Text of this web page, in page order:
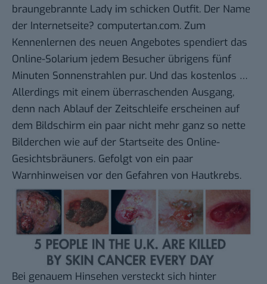
braungebrannte Lady im schicken Outfit. Der Name
der Internetseite? computertan.com. Zum
Kennenlernen des neuen Angebotes spendiert das
Online-Solarium jedem Besucher übrigens fünf
Minuten Sonnenstrahlen pur. Und das kostenlos …
Allerdings mit einem überraschenden Ausgang,
denn nach Ablauf der Zeitschleife erscheinen auf
dem Bildschirm ein paar nicht mehr ganz so nette
Bilderchen wie auf der Startseite des Online-
Gesichtsbräuners. Gefolgt von ein paar
Warnhinweisen vor den Gefahren von Hautkrebs.
Bei genauem Hinsehen versteckt sich hinter